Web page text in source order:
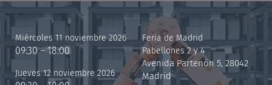
Miércoles 11 noviembre 2026
09:30 – 18:00
Jueves 12 noviembre 2026
Feria de Madrid
Pabellones 2 y 4
Avenida Partenón 5, 28042
Madrid